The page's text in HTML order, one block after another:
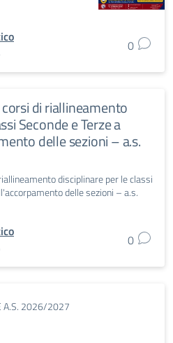
0
di riallineamento
Seconde e Terze a
delle sezioni – a.s.
disciplinare per le classi
delle sezioni – a.s.
0
A.S. 2026/2027